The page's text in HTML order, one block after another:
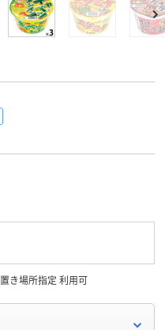
置き場所指定 利用可